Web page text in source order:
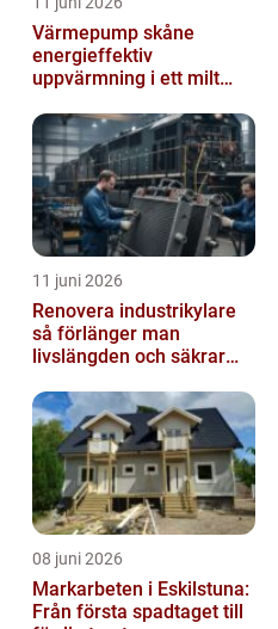
Värmepump skåne
energieffektiv
uppvärmning i ett milt
11 juni 2026
Renovera industrikylare
så förlänger man
livslängden och säkrar
08 juni 2026
Markarbeten i Eskilstuna:
Från första spadtaget till